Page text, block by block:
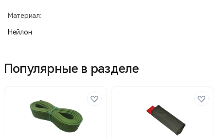
Материал:
Нейлон
Популярные в разделе